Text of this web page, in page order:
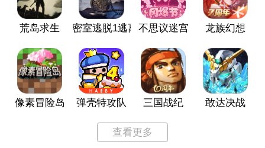
荒岛求生 密室逃脱1逃离地牢不思议迷宫 龙族幻想
像素冒险岛 弹壳特攻队 三国战纪 敢达决战
查看更多